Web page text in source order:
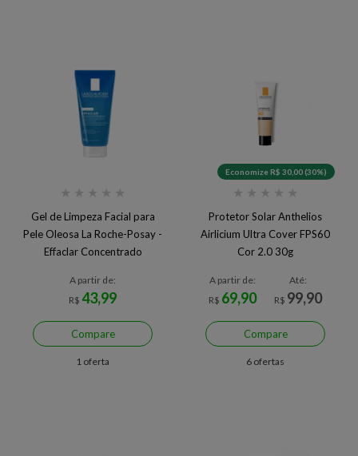
★ ★ ★ ★ ★
Gel de Limpeza Facial para
Pele Oleosa La Roche-Posay -
Effaclar Concentrado
A partir de:
R$ 43,99
Compare
1 oferta
Economize R$ 30,00 (30%)
★ ★ ★ ★ ★
Protetor Solar Anthelios
Airlicium Ultra Cover FPS60
Cor 2.0 30g
A partir de:
R$ 69,90
Até:
R$ 99,90
Compare
6 ofertas